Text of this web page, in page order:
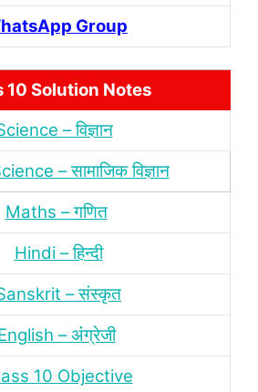
Group
10 Solution Notes
– विज्ञान
– सामाजिक विज्ञान
Maths – गणित
Hindi – हिन्‍दी
– संस्‍कृत
– अंंग्रेजी
10 Objective